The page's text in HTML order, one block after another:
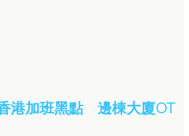
港加班黑點 邊棟大廈OT